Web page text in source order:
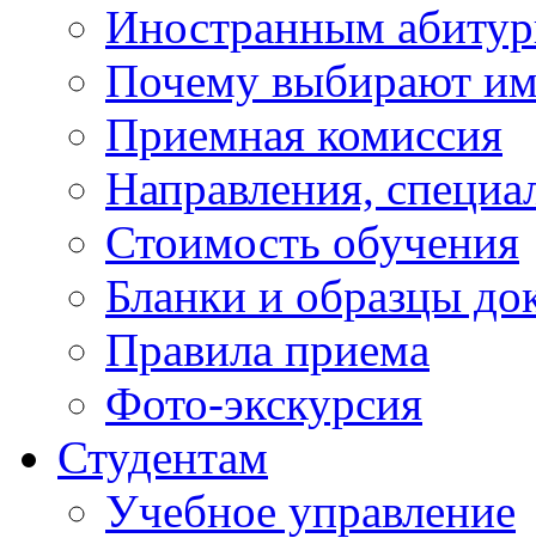
Иностранным
Почему выбирают
Приемная комиссия
Направления,
Стоимость обучения
Бланки и образцы
Правила приема
Фото-экскурсия
Студентам
Учебное управление